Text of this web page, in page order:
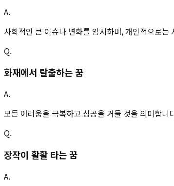
A.
사회적인 큰 이슈나 변화를 암시하며, 개인적으로
Q.
화재에서 탈출하는 꿈
A.
모든 어려움을 극복하고 성공을 거둘 것을 의미합니
Q.
장작이 활활 타는 꿈
A.